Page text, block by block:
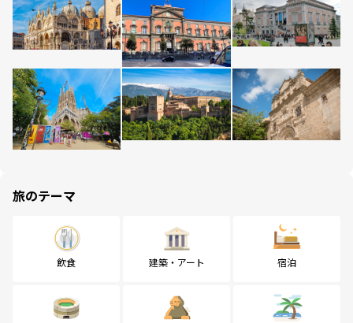
旅のテーマ
飲食 建築・アート 宿泊